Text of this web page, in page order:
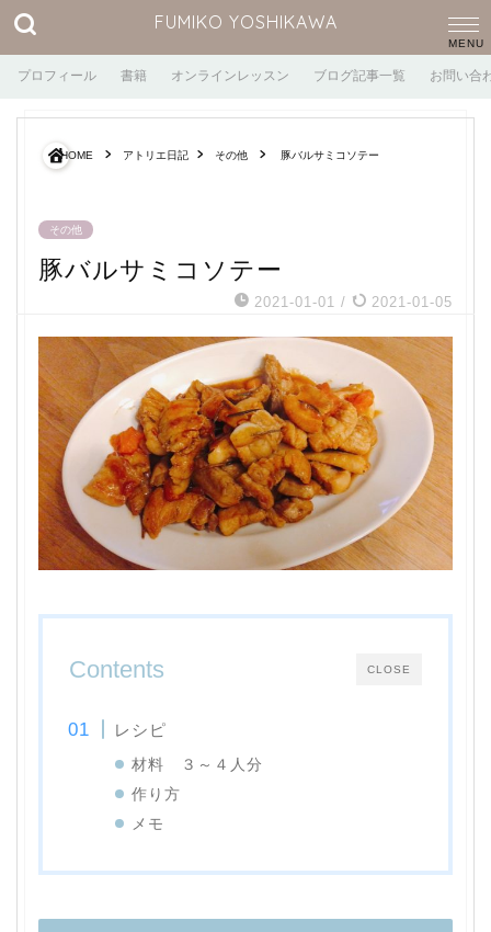
FUMIKO YOSHIKAWA
プロフィール 書籍 オンラインレッスン ブログ記事一覧 お問い合
HOME アトリエ日記 その他 豚バルサミコソテー
その他
豚バルサミコソテー
2021-01-01 / 2021-01-05
CLOSE
Contents
レシピ
材料 ３～４人分
作り方
メモ